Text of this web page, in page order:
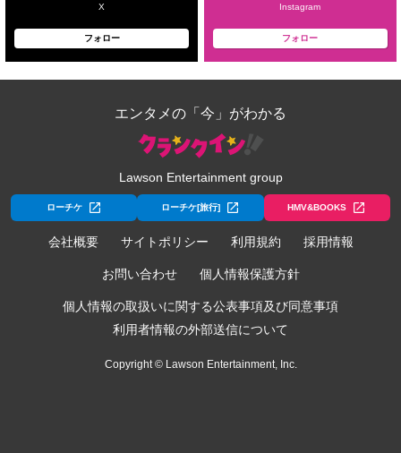
X
フォロー
Instagram
フォロー
エンタメの「今」がわかる
Lawson Entertainment group
ローチケ ローチケ[旅行] HMV&BOOKS
会社概要 サイトポリシー 利用規約 採用情報
お問い合わせ 個人情報保護方針
個人情報の取扱いに関する公表事項及び同意事項
利用者情報の外部送信について
Copyright © Lawson Entertainment, Inc.